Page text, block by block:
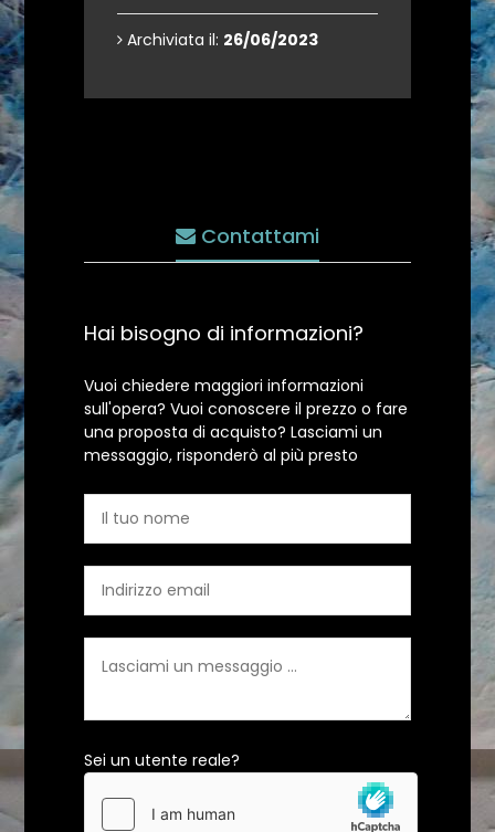
Archiviata il: 26/06/2023
Contattami
Hai bisogno di informazioni?
Vuoi chiedere maggiori informazioni
sull'opera? Vuoi conoscere il prezzo o fare
una proposta di acquisto? Lasciami un
messaggio, risponderò al più presto
Sei un utente reale?